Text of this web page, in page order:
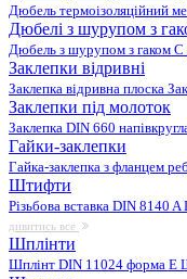
Дюбель термоізоляційний
Дюбелі з шурупом з
Дюбель з шурупом з гаком C
Заклепки відривні
Заклепка відривна плоска
Заклепки під молоток
Заклепка DIN 660
Гайки-заклепки
Гайка-заклепка з фланцем
Штифти
Різьбова вставка DIN 8140 A
дивитись все
Шплінти
Шплінт DIN 11024 форма E